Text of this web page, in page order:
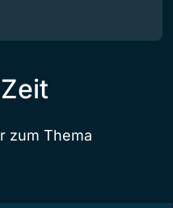
zum Thema